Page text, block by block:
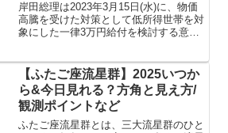
岸田総理は2023年3月15日(水)に、物価
高騰を受けた対策として低所得世帯を対
象にした一律3万円給付を検討する意向
「電力・ガス・食料品等価格高騰緊急支
援給付金」...
【ふたご座流星群】2025いつか
ら&今日見れる？方角と見え方/
観測ポイントなど
ふたご座流星群とは、三大流星群のひと